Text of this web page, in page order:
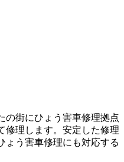
の街にひょう害車修理拠点
修理します。安定した修理
ょう害車修理にも対応する